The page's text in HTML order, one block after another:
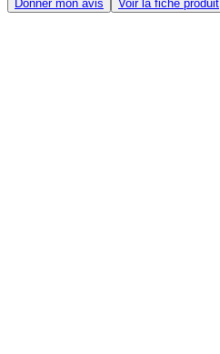
Donner mon avis Voir la fiche produit